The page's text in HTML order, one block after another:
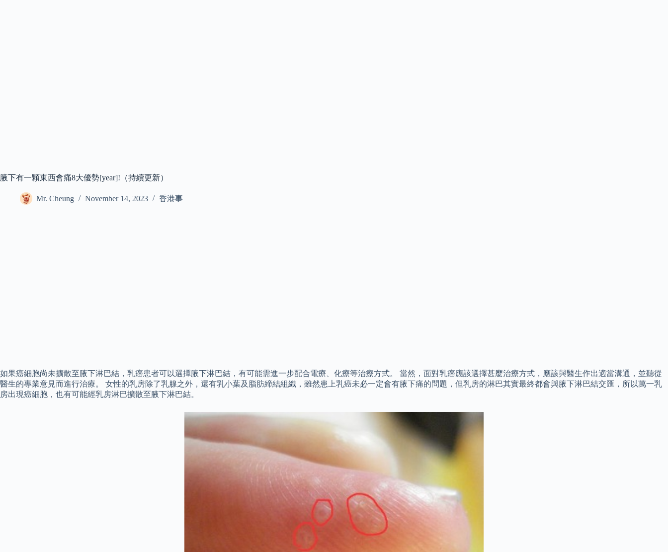
腋下有一顆東西會痛8大優勢[year]!（持續更新）
Mr. Cheung November 14, 2023 香港事
如果癌細胞尚未擴散至腋下淋巴結，乳癌患者可以選擇腋下淋巴結，有可能需進一步配合電療、化療等治療方式。 當然，面對乳癌應該選擇甚麼治療方式，應該與醫生作出適當溝通，並聽從
醫生的專業意見而進行治療。 女性的乳房除了乳腺之外，還有乳小葉及脂肪締結組織，雖然患上乳癌未必一定會有腋下痛的問題，但乳房的淋巴其實最終都會與腋下淋巴結交匯，所以萬一乳
房出現癌細胞，也有可能經乳房淋巴擴散至腋下淋巴結。